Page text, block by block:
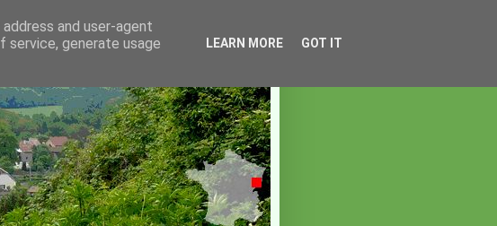
and user-agent
service, generate usage
LEARN MORE GOT IT